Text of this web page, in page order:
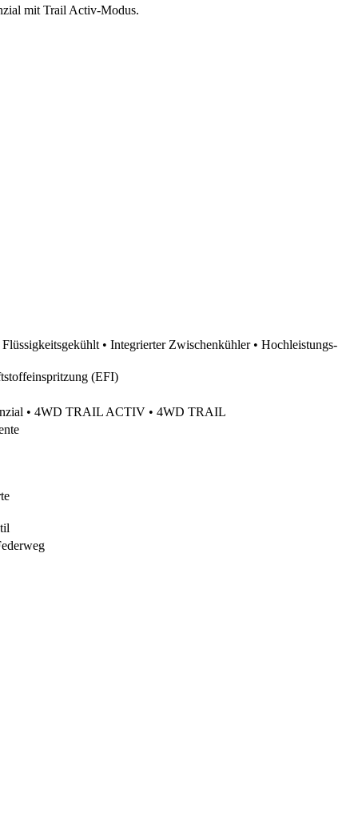
mit Trail Activ-Modus.
• Integrierter Zwischenkühler • Hochleistungs-
(EFI)
• 4WD TRAIL ACTIV • 4WD TRAIL